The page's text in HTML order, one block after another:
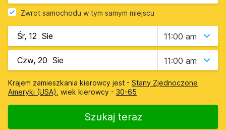
Zwrot samochodu w tym samym miejscu
11:00 am
11:00 am
Krajem zamieszkania kierowcy jest - Stany Zjednoczone
Ameryki (USA) , wiek kierowcy - 30-65
Szukaj teraz